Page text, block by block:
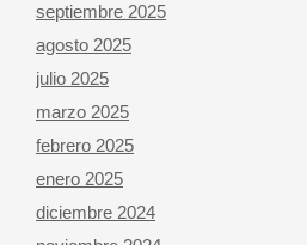
septiembre 2025
agosto 2025
julio 2025
marzo 2025
febrero 2025
enero 2025
diciembre 2024